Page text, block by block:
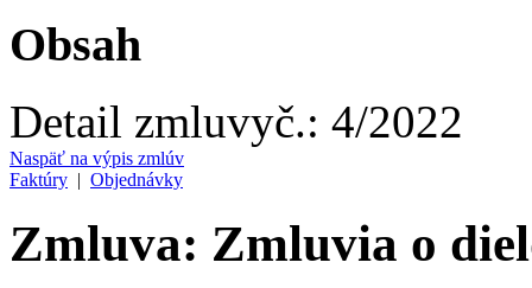
Obsah
Detail zmluvyč.: 4/2022
Naspäť na výpis zmlúv
Faktúry | Objednávky
Zmluva: Zmluvia o